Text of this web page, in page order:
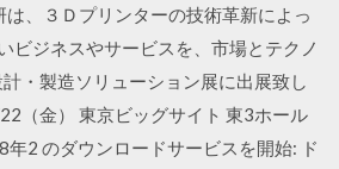
、３Ｄプリンターの技術革新によっ
ビジネスやサービスを、市場とテクノ
・製造ソリューション展に出展致し
（金） 東京ビッグサイト 東3ホール
2 のダウンロードサービスを開始: ド